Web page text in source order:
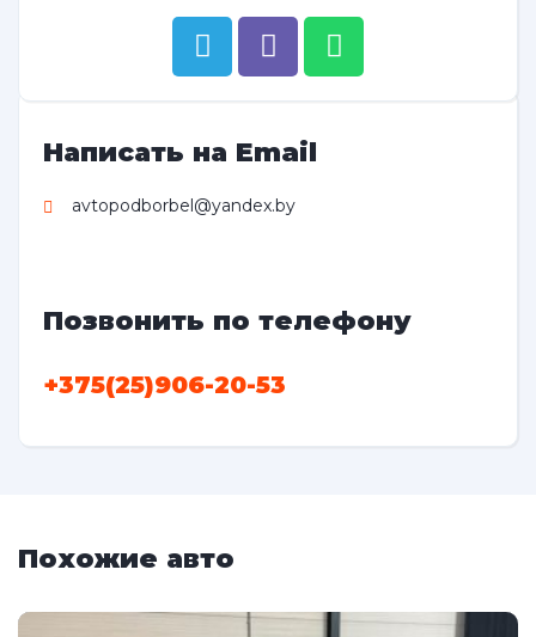
Написать на Email
avtopodborbel@yandex.by
Позвонить по телефону
+375(25)906-20-53
Похожие авто